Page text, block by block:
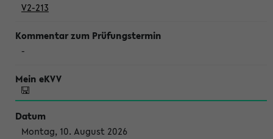
V2-213
-
Montag, 10. August 2026